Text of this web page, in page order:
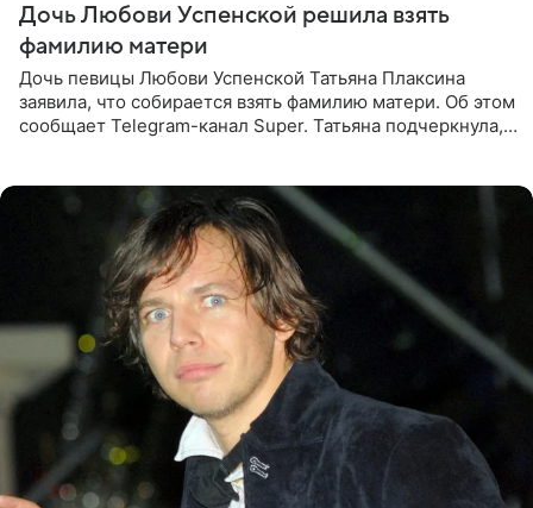
Дочь Любови Успенской решила взять
фамилию матери
Дочь певицы Любови Успенской Татьяна Плаксина
заявила, что собирается взять фамилию матери. Об этом
сообщает Telegram-канал Super. Татьяна подчеркнула,